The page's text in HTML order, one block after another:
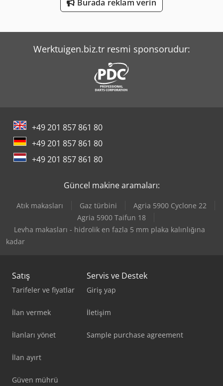
Volvo L 70
Volvo L 90
Burada reklam verin
Werktuigen.biz.tr resmi sponsorudur:
+49 201 857 861 80
+49 201 857 861 80
+49 201 857 861 80
Güncel makine aramaları:
Atık makasları Gaz türbini
Agria 5900 Cyclone 22
Agria 5900 Taifun 18
Levha makasları - hidrolik en fazla 5 mm plaka kalınlığına
kadar
Satış
Tarifeler ve fiyatlar
İlan vermek
İlanları yönet
İlan ayırt
Güven mührü
Servis ve Destek
Giriş yap
İletişim
Sample purchase agreement